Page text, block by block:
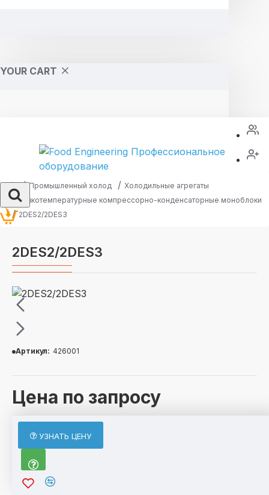
YOUR CART
Промышленный холод
Холодильные агрегаты
Низкотемпературные компрессорно-конденсаторные моноблоки
2DES2/2DES3
2DES2/2DES3
Цена по запросу
Артикул: 426001
УЗНАТЬ ЦЕНУ
ОПИСАНИЕ
2DES2/2DES3